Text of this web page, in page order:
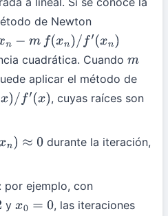
de Newton
m f(x n)/ f′(xn)
cuadrática. Cuando m
aplicar el método de
(x)
, cuyas raíces son
)≈0
durante la iteración,
: por ejemplo, con
yx0 =0
, las iteraciones